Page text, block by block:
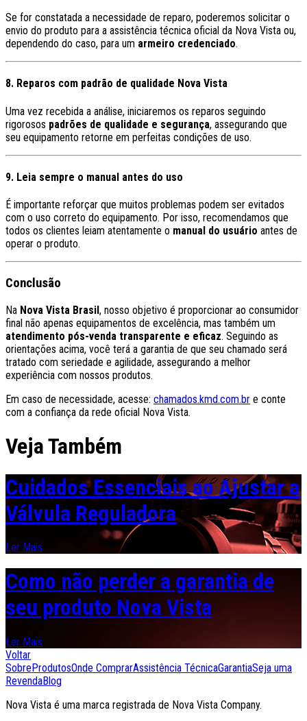
Se for constatada a necessidade de reparo, poderemos solicitar o
envio do produto para a assistência técnica oficial da Nova Vista ou,
dependendo do caso, para um armeiro credenciado.
8. Reparos com padrão de qualidade Nova Vista
Uma vez recebida a análise, iniciaremos os reparos seguindo
rigorosos padrões de qualidade e segurança, assegurando que
seu equipamento retorne em perfeitas condições de uso.
9. Leia sempre o manual antes do uso
É importante reforçar que muitos problemas podem ser evitados
com o uso correto do equipamento. Por isso, recomendamos que
todos os clientes leiam atentamente o manual do usuário antes de
operar o produto.
Conclusão
Na Nova Vista Brasil, nosso objetivo é proporcionar ao consumidor
final não apenas equipamentos de excelência, mas também um
atendimento pós-venda transparente e eficaz. Seguindo as
orientações acima, você terá a garantia de que seu chamado será
tratado com seriedade e agilidade, assegurando a melhor
experiência com nossos produtos.
Em caso de necessidade, acesse: chamados.kmd.com.br e conte
com a confiança da rede oficial Nova Vista.
Veja Também
Cuidados Essenciais ao Ajustar a
Válvula Reguladora
Ler Mais
Como não perder a garantia de
seu produto Nova Vista
Ler Mais
Voltar
SobreProdutosOnde ComprarAssistência TécnicaGarantiaSeja uma
RevendaBlog
Nova Vista é uma marca registrada de Nova Vista Company.